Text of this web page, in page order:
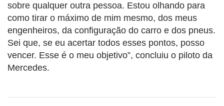
sobre qualquer outra pessoa. Estou olhando para
como tirar o máximo de mim mesmo, dos meus
engenheiros, da configuração do carro e dos pneus.
Sei que, se eu acertar todos esses pontos, posso
vencer. Esse é o meu objetivo”, concluiu o piloto da
Mercedes.